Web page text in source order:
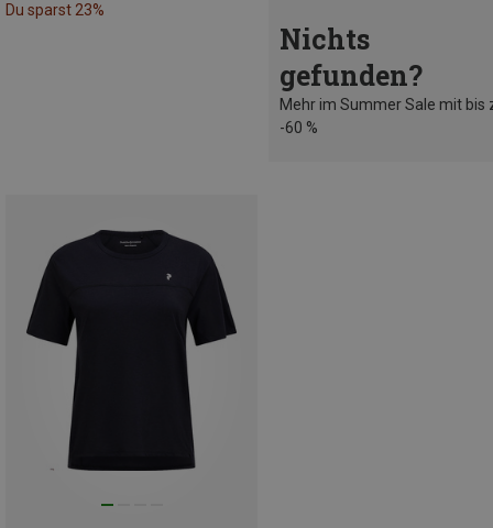
Du sparst 23%
Nichts
gefunden?
Mehr im Summer Sale mit bis
-60 %